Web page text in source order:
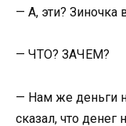
— А, эти? Зиночка
— ЧТО? ЗАЧЕМ?
— Нам же деньги
сказал, что денег